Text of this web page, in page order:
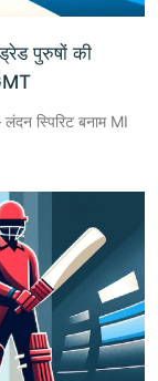
पुरुषों की
स्पिरिट बनाम MI